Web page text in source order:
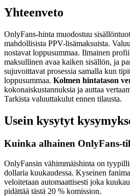
Yhteenveto
OnlyFans-hinta muodostuu
mahdollisista PPV-lisämaksuista.
nostavat loppusummaa. Ilmainen
maksullinen avaa kaiken sisällön, ja
sujuvoittavat prosessia samalla kun
loppusummaa. Kolmen hintatason
kokonaiskustannuksia ja auttaa
Tarkista valuuttakulut ennen tilausta.
Usein kysytyt
Kuinka alhainen OnlyFans-
OnlyFansin vähimmäishinta on
dollaria kuukaudessa. Kyseinen
veloitetaan automaattisesti joka
pidättää tästä 20 % komission.